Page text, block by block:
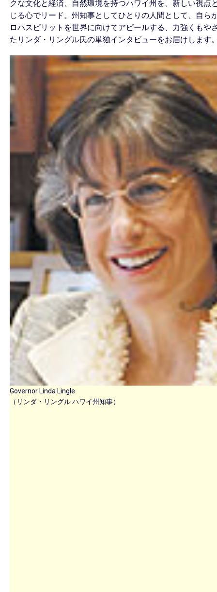
クな文化と経済、自然環境を持つハワイ州を、新しい視点
じる心でリード。州知事としてひとりの人間として、自ら
ロハスピリットを世界に向けてアピールする、力強くもや
たリンダ・リングル氏の単独インタビューをお届けします
Governor Linda Lingle
（リンダ・リングル ハワイ州知事）